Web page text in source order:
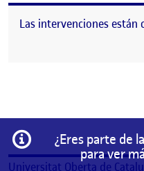
Las intervenciones están
Información
¿Eres parte de
para ver
Universitat Oberta de